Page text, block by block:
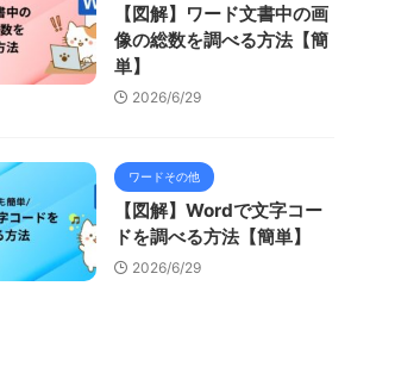
【図解】ワード文書中の画
像の総数を調べる方法【簡
単】
2026/6/29
ワードその他
【図解】Wordで文字コー
ドを調べる方法【簡単】
2026/6/29